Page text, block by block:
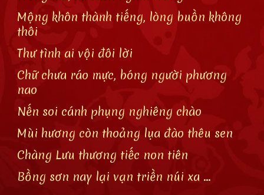
Mộng khôn thành tiếng, lòng buồn không
thôi
Thư tình ai vội đôi lời
Chữ chưa ráo mực, bóng người phương
nao
Nến soi cánh phụng nghiêng chào
Mùi hương còn thoảng lụa đào thêu sen
Chàng Lưu thương tiếc non tiên
Bồng sơn nay lại vạn triền núi xa ...